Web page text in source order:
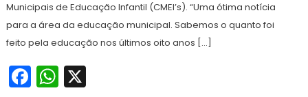
Municipais de Educação Infantil (CMEI’s). “Uma ótima notícia
para a área da educação municipal. Sabemos o quanto foi
feito pela educação nos últimos oito anos […]
Facebook
WhatsApp
X